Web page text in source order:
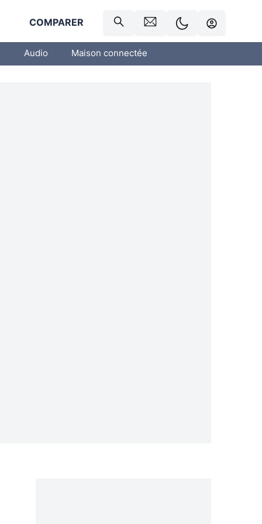
COMPARER
Audio Maison connectée